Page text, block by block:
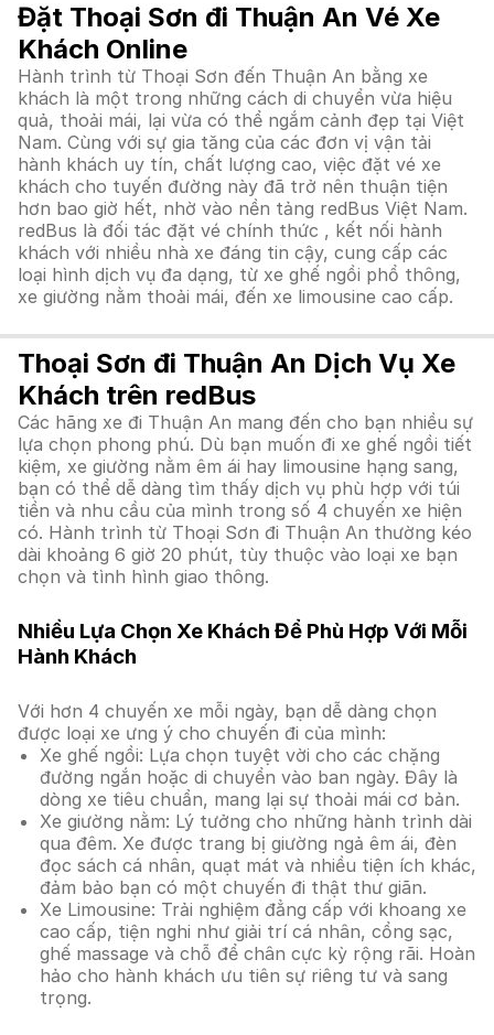
Đặt Thoại Sơn đi Thuận An Vé Xe
Khách Online
Hành trình từ Thoại Sơn đến Thuận An bằng xe
khách là một trong những cách di chuyển vừa hiệu
quả, thoải mái, lại vừa có thể ngắm cảnh đẹp tại Việt
Nam. Cùng với sự gia tăng của các đơn vị vận tải
hành khách uy tín, chất lượng cao, việc đặt vé xe
khách cho tuyến đường này đã trở nên thuận tiện
hơn bao giờ hết, nhờ vào nền tảng redBus Việt Nam.
redBus là đối tác đặt vé chính thức , kết nối hành
khách với nhiều nhà xe đáng tin cậy, cung cấp các
loại hình dịch vụ đa dạng, từ xe ghế ngồi phổ thông,
xe giường nằm thoải mái, đến xe limousine cao cấp.
Thoại Sơn đi Thuận An Dịch Vụ Xe
Khách trên redBus
Các hãng xe đi Thuận An mang đến cho bạn nhiều sự
lựa chọn phong phú. Dù bạn muốn đi xe ghế ngồi tiết
kiệm, xe giường nằm êm ái hay limousine hạng sang,
bạn có thể dễ dàng tìm thấy dịch vụ phù hợp với túi
tiền và nhu cầu của mình trong số 4 chuyến xe hiện
có. Hành trình từ Thoại Sơn đi Thuận An thường kéo
dài khoảng 6 giờ 20 phút, tùy thuộc vào loại xe bạn
chọn và tình hình giao thông.
Nhiều Lựa Chọn Xe Khách Để Phù Hợp Với Mỗi
Hành Khách
Với hơn 4 chuyến xe mỗi ngày, bạn dễ dàng chọn
được loại xe ưng ý cho chuyến đi của mình:
Xe ghế ngồi: Lựa chọn tuyệt vời cho các chặng
đường ngắn hoặc di chuyển vào ban ngày. Đây là
dòng xe tiêu chuẩn, mang lại sự thoải mái cơ bản.
Xe giường nằm: Lý tưởng cho những hành trình dài
qua đêm. Xe được trang bị giường ngả êm ái, đèn
đọc sách cá nhân, quạt mát và nhiều tiện ích khác,
đảm bảo bạn có một chuyến đi thật thư giãn.
Xe Limousine: Trải nghiệm đẳng cấp với khoang xe
cao cấp, tiện nghi như giải trí cá nhân, cổng sạc,
ghế massage và chỗ để chân cực kỳ rộng rãi. Hoàn
hảo cho hành khách ưu tiên sự riêng tư và sang
trọng.